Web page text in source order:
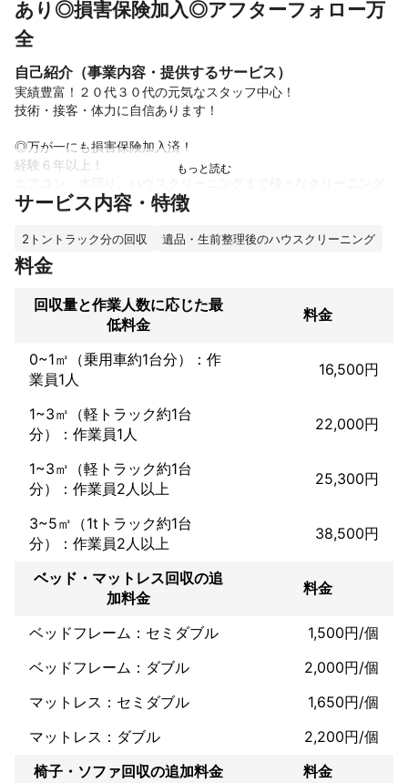
あり◎損害保険加入◎アフターフォロー万
全
自己紹介（事業内容・提供するサービス）
実績豊富！２０代３０代の元気なスタッフ中心！
技術・接客・体力に自信あります！
◎万が一にも損害保険加入済！
経験６年以上！
に対応しています。
古物商がある為、不用品回収・ゴミ屋敷清掃・遺品整理まで対応
可能です。
作業クオリティ・接客・口コミに自信あります♪
これまでの実績
・通常エアコン〜お掃除機能付き〜業務用エアコンまで対応可
能！
・１０００台以上施工
・法人様案件も多数こなしております。
アピールポイント
・年間依頼１０００件以上
・法人様案件も多数こなしております。
・リフォーム会社、不動産会社、リノベーション会社、葬儀屋、
リュース会社まで幅広いお取引がございますのでどんなニーズで
も対応可能です。
サービス内容・特徴
2トントラック分の回収 遺品・生前整理後のハウスクリーニング
料金
回収量と作業人数に応じた最
低料金
料金
0~1㎥（乗用車約1台分）：作
業員1人
16,500円
1~3㎥（軽トラック約1台
分）：作業員1人
22,000円
1~3㎥（軽トラック約1台
分）：作業員2人以上
25,300円
3~5㎥（1tトラック約1台
分）：作業員2人以上
38,500円
ベッド・マットレス回収の追
加料金
料金
ベッドフレーム：セミダブル
1,500円/個
ベッドフレーム：ダブル
2,000円/個
マットレス：セミダブル
1,650円/個
マットレス：ダブル
2,200円/個
椅子・ソファ回収の追加料金
料金